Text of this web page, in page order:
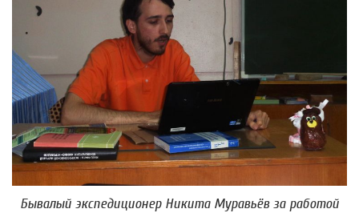
Бывалый экспедиционер Никита Муравьёв за работой